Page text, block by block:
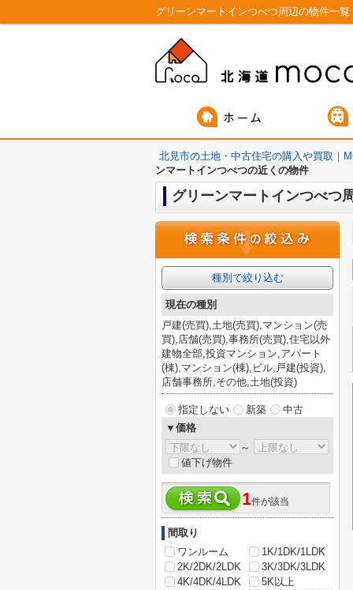
グリーンマートインつべつ周辺の物件一
北見市の土地・中古住宅の購入や買取｜
ンマートインつべつの近くの物件
グリーンマートインつべつ
種別で絞り込む
現在の種別
戸建(売買),土地(売買),マンション(売
買),店舗(売買),事務所(売買),住宅以外
建物全部,投資マンション,アパート
(棟),マンション(棟),ビル,戸建(投資),
店舗事務所,その他,土地(投資)
指定しない 新築
中古
▼価格
～
値下げ物件
1件が該当
間取り
ワンルーム
1K/1DK/1LDK
2K/2DK/2LDK
3K/3DK/3LDK
4K/4DK/4LDK
5K以上